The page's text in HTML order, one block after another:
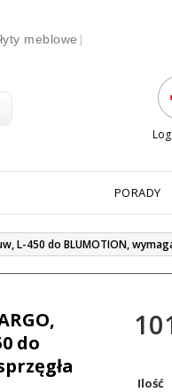
meblowe |
PORADY
L-450 do BLUMOTION,
do
Ilość